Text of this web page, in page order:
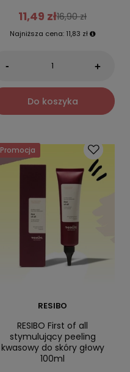
11,49 zł16,90 zł
Najniższa cena: 11,83 zł
- +
Do koszyka
Promocja
RESIBO
RESIBO First of all
stymulujący peeling
kwasowy do skóry głowy
100ml